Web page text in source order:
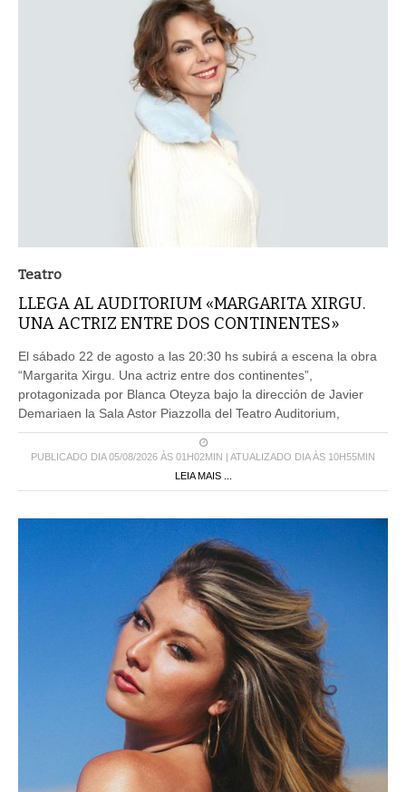
Teatro
LLEGA AL AUDITORIUM «MARGARITA XIRGU.
UNA ACTRIZ ENTRE DOS CONTINENTES»
El sábado 22 de agosto a las 20:30 hs subirá a escena la obra
“Margarita Xirgu. Una actriz entre dos continentes”,
protagonizada por Blanca Oteyza bajo la dirección de Javier
Demariaen la Sala Astor Piazzolla del Teatro Auditorium,
PUBLICADO DIA 05/08/2026 ÀS 01H02MIN | ATUALIZADO DIA ÀS 10H55MIN
LEIA MAIS ...